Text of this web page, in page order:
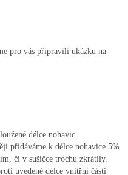
pro vás připravili ukázku na
délce nohavic.
přidáváme k délce nohavice 5%
či v sušičce trochu zkrátily.
uvedené délce vnitřní části